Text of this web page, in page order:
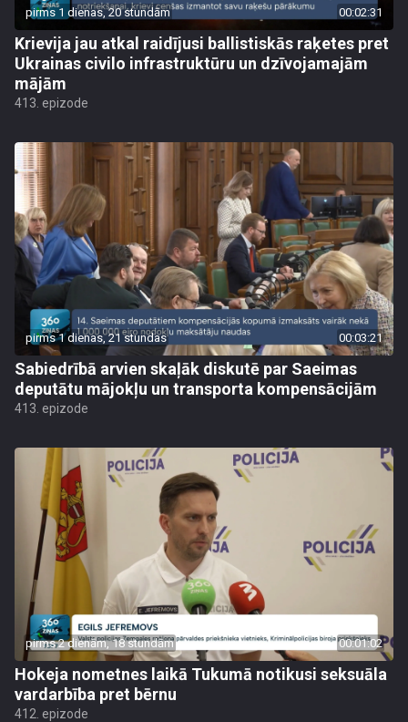
pirms 1 dienas, 20 stundām 00:02:31
Krievija jau atkal raidījusi ballistiskās raķetes pret
Ukrainas civilo infrastruktūru un dzīvojamajām
mājām
413. epizode
pirms 1 dienas, 21 stundas 00:03:21
Sabiedrībā arvien skaļāk diskutē par Saeimas
deputātu mājokļu un transporta kompensācijām
413. epizode
pirms 2 dienām, 18 stundām 00:01:02
Hokeja nometnes laikā Tukumā notikusi seksuāla
vardarbība pret bērnu
412. epizode